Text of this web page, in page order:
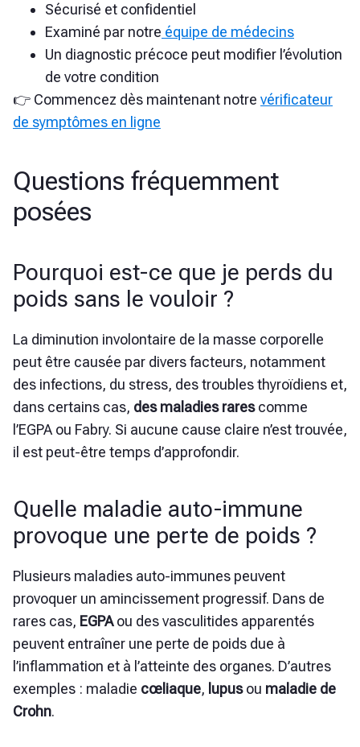
Sécurisé et confidentiel
Examiné par notre équipe de médecins
Un diagnostic précoce peut modifier l’évolution
de votre condition
👉 Commencez dès maintenant notre vérificateur
de symptômes en ligne
Questions fréquemment
posées
Pourquoi est-ce que je perds du
poids sans le vouloir ?
La diminution involontaire de la masse corporelle
peut être causée par divers facteurs, notamment
des infections, du stress, des troubles thyroïdiens et,
dans certains cas, des maladies rarescomme
l’EGPA ou Fabry. Si aucune cause claire n’est trouvée,
il est peut-être temps d’approfondir.
Quelle maladie auto-immune
provoque une perte de poids ?
Plusieurs maladies auto-immunes peuvent
provoquer un amincissement progressif. Dans de
rares cas, EGPAou des vasculitides apparentés
peuvent entraîner une perte de poids due à
l’inflammation et à l’atteinte des organes. D’autres
exemples : maladie cœliaque, lupus ou maladie de
Crohn.